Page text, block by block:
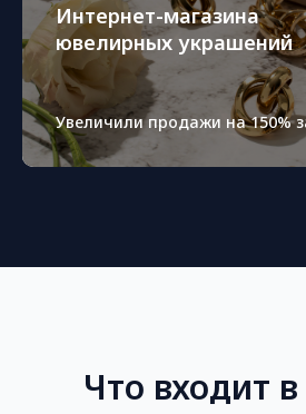
Интернет-магазина
ювелирных украшений
Увеличили продажи на 150%
Что входит в